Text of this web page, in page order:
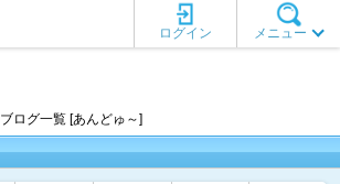
メニュー
ログイン
ブログ一覧 [あんどゅ～]